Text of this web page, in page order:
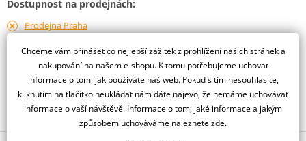
Dostupnost na prodejnách:
Prodejna Praha
Prodejna Liberec
dostupné 14.08.
Obraťte se na specialistu
Chceme vám přinášet co nejlepší zážitek z prohlížení našich stránek a
nakupování na našem e-shopu. K tomu potřebujeme uchovat
informace o tom, jak používáte náš web. Pokud s tím nesouhlasíte,
kliknutím na tlačítko neukládat nám dáte najevo, že nemáme uchovávat
informace o vaší návštěvě. Informace o tom, jaké informace a jakým
způsobem uchováváme naleznete zde.